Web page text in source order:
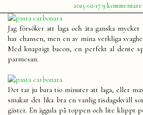
Publicerat
av
Julia
2015-02-17 9
Jag försöker att laga och äta ganska
har chansen, men en av mina verkliga
Med knaprigt bacon, en perfekt al dente
parmesan.
Det tar ju bara tio minuter att laga, eller
smakar det lika bra en vanlig tisdagskväll
gäster. En äggula på toppen och lite klippt